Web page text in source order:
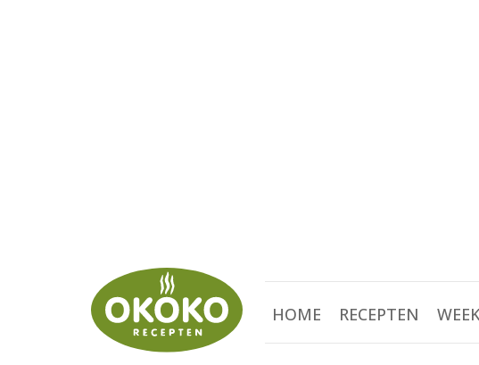
HOME RECEPTEN